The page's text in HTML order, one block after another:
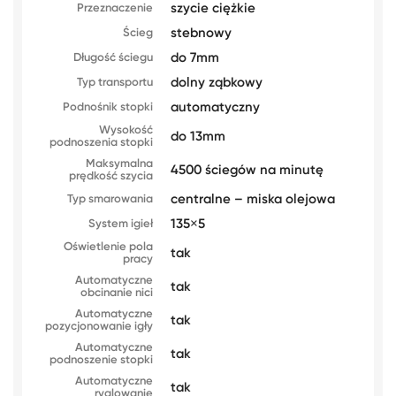
Przeznaczenie szycie ciężkie
Ścieg stebnowy
Długość ściegu do 7mm
Typ transportu dolny ząbkowy
Podnośnik stopki automatyczny
Wysokość
podnoszenia stopki
do 13mm
Maksymalna
prędkość szycia
4500 ściegów na minutę
Typ smarowania centralne – miska olejowa
System igieł 135×5
Oświetlenie pola
pracy
tak
Automatyczne
obcinanie nici
tak
Automatyczne
pozycjonowanie igły
tak
Automatyczne
podnoszenie stopki
tak
Automatyczne
tak